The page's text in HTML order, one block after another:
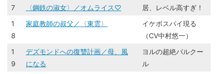
7
〈鋼鉄の淑女〉／オムライス♡
居、レベル高すぎ！
1
8
家庭教師の叔父／〈東雲〉
イケボスパイ現る
（CV中村悠一）
1
9
デズモンドへの復讐計画／母、風
になる
ヨルの超絶パルクー
ル